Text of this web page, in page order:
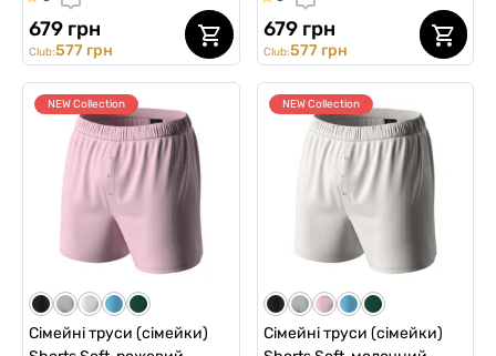
679 грн
Club:577 грн
679 грн
Club:577 грн
NEW Collection
Сімейні труси (сімейки)
NEW Collection
Сімейні труси (сімейки)